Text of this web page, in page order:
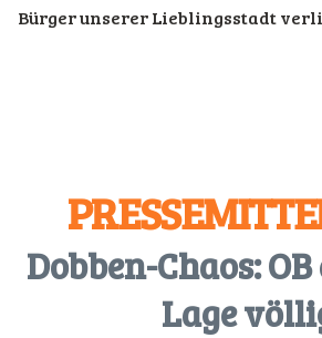
Bürger unserer Lieblingsstadt
Dobben-Chaos:
Lage